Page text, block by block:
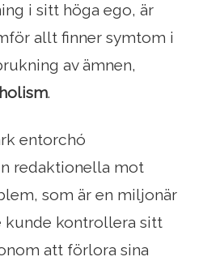
i sitt höga ego, är
allt finner symtom i
av ämnen,
.
entorchó
redaktionella mot
som är en miljonär
kunde kontrollera sitt
att förlora sina